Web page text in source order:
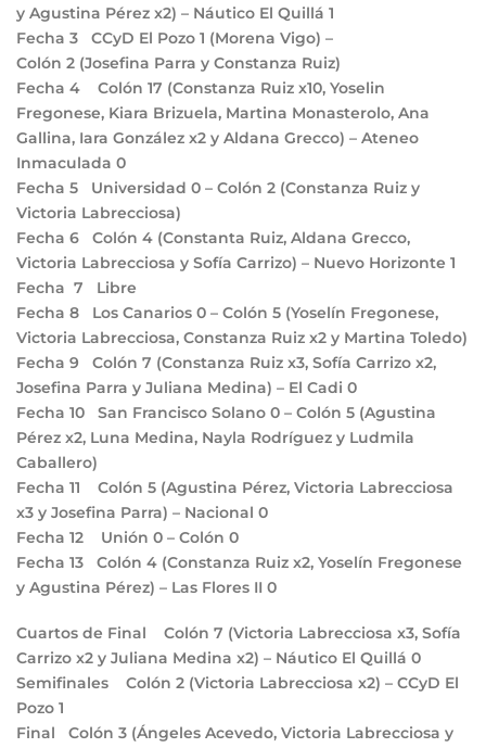
y Agustina Pérez x2) – Náutico El Quillá 1
Fecha 3 CCyD El Pozo 1 (Morena Vigo) –
Colón 2 (Josefina Parra y Constanza Ruiz)
Fecha 4 Colón 17 (Constanza Ruiz x10, Yoselin
Fregonese, Kiara Brizuela, Martina Monasterolo, Ana
Gallina, Iara González x2 y Aldana Grecco) – Ateneo
Inmaculada 0
Fecha 5 Universidad 0 – Colón 2 (Constanza Ruiz y
Victoria Labrecciosa)
Fecha 6 Colón 4 (Constanta Ruiz, Aldana Grecco,
Victoria Labrecciosa y Sofía Carrizo) – Nuevo Horizonte 1
Fecha 7 Libre
Fecha 8 Los Canarios 0 – Colón 5 (Yoselín Fregonese,
Victoria Labrecciosa, Constanza Ruiz x2 y Martina Toledo)
Fecha 9 Colón 7 (Constanza Ruiz x3, Sofía Carrizo x2,
Josefina Parra y Juliana Medina) – El Cadi 0
Fecha 10 San Francisco Solano 0 – Colón 5 (Agustina
Pérez x2, Luna Medina, Nayla Rodríguez y Ludmila
Caballero)
Fecha 11 Colón 5 (Agustina Pérez, Victoria Labrecciosa
x3 y Josefina Parra) – Nacional 0
Fecha 12 Unión 0 – Colón 0
Fecha 13 Colón 4 (Constanza Ruiz x2, Yoselín Fregonese
y Agustina Pérez) – Las Flores II 0
Cuartos de Final Colón 7 (Victoria Labrecciosa x3, Sofía
Carrizo x2 y Juliana Medina x2) – Náutico El Quillá 0
Semifinales Colón 2 (Victoria Labrecciosa x2) – CCyD El
Pozo 1
Final Colón 3 (Ángeles Acevedo, Victoria Labrecciosa y